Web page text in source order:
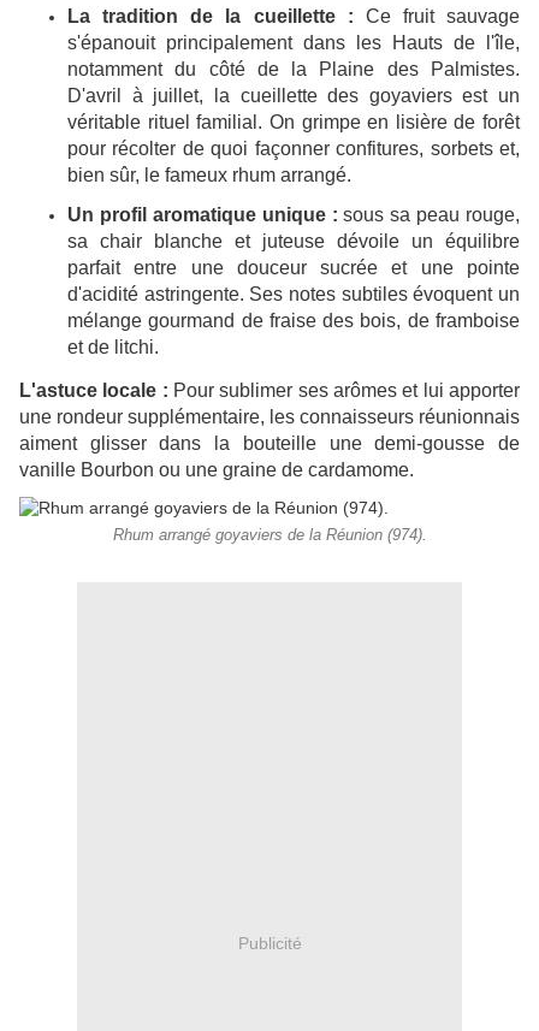
La tradition de la cueillette : Ce fruit sauvage
s'épanouit principalement dans les Hauts de l'île,
notamment du côté de la Plaine des Palmistes.
D'avril à juillet, la cueillette des goyaviers est un
véritable rituel familial. On grimpe en lisière de forêt
pour récolter de quoi façonner confitures, sorbets et,
bien sûr, le fameux rhum arrangé.
Un profil aromatique unique : sous sa peau rouge,
sa chair blanche et juteuse dévoile un équilibre
parfait entre une douceur sucrée et une pointe
d'acidité astringente. Ses notes subtiles évoquent un
mélange gourmand de fraise des bois, de framboise
et de litchi.
L'astuce locale : Pour sublimer ses arômes et lui apporter
une rondeur supplémentaire, les connaisseurs réunionnais
aiment glisser dans la bouteille une demi-gousse de
vanille Bourbon ou une graine de cardamome.
Rhum arrangé goyaviers de la Réunion (974).
Publicité